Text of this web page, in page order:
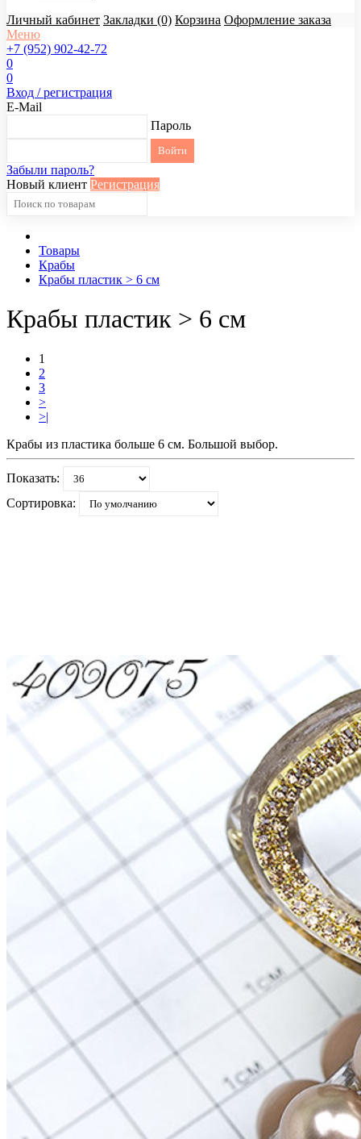
Личный кабинет Закладки (0) Корзина Оформление заказа
Меню
+7 (952) 902-42-72
0
0
Вход / регистрация
E-Mail
Пароль
Забыли пароль?
Новый клиент Регистрация
Товары
Крабы
Крабы пластик > 6 см
Крабы пластик > 6 см
1
2
3
>
>|
Крабы из пластика больше 6 см. Большой выбор.
Показать:
Сортировка: